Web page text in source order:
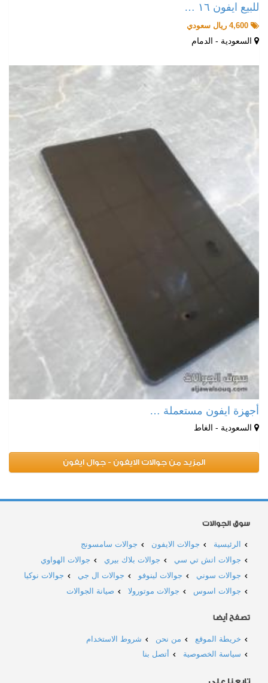
للبيع ايفون ١٦ …
السعودية - الدمام
أجهزة ايفون مستعملة …
السعودية - الغاط
المزيد من جوالات الايفون - جوال ايفون
سوق الجوالات
الرئيسية جوالات الايفون
جوالات سامسونج
جوالات اتش تي سي
جوالات بلاك بيري
جوالات الهواوي
جوالات سوني
جوالات لينوفو جوالات ال جي
جوالات نوكيا
جوالات اسوس
جوالات موتورولا صيانة الجوالات
تصفح أيضا
خريطة الموقع من نحن
شروط الاستخدام
سياسة الخصوصية
أتصل بنا